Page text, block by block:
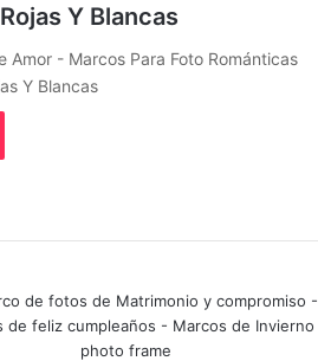
Y Blancas
Amor - Marcos Para Foto Románticas
Y Blancas
de fotos de Matrimonio y compromiso -
de feliz cumpleaños - Marcos de Invierno
photo frame